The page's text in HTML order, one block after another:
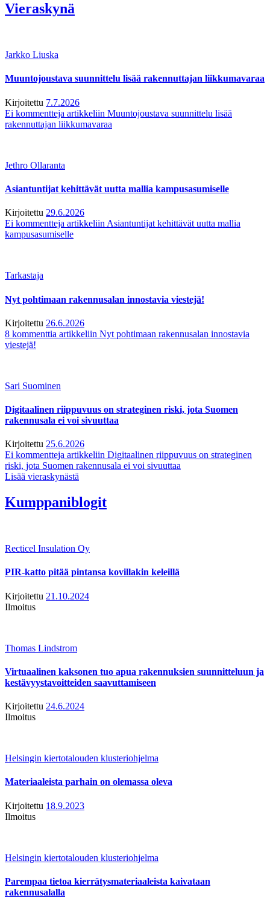
Vieraskynä
Jarkko Liuska
Muuntojoustava suunnittelu lisää rakennuttajan liikkumavaraa
Kirjoitettu 7.7.2026
Ei kommentteja artikkeliin Muuntojoustava suunnittelu lisää
rakennuttajan liikkumavaraa
Jethro Ollaranta
Asiantuntijat kehittävät uutta mallia kampusasumiselle
Kirjoitettu 29.6.2026
Ei kommentteja artikkeliin Asiantuntijat kehittävät uutta mallia
kampusasumiselle
Tarkastaja
Nyt pohtimaan rakennusalan innostavia viestejä!
Kirjoitettu 26.6.2026
8 kommenttia artikkeliin Nyt pohtimaan rakennusalan innostavia
viestejä!
Sari Suominen
Digitaalinen riippuvuus on strateginen riski, jota Suomen
rakennusala ei voi sivuuttaa
Kirjoitettu 25.6.2026
Ei kommentteja artikkeliin Digitaalinen riippuvuus on strateginen
riski, jota Suomen rakennusala ei voi sivuuttaa
Lisää vieraskynästä
Kumppaniblogit
Recticel Insulation Oy
PIR-katto pitää pintansa kovillakin keleillä
Kirjoitettu 21.10.2024
Ilmoitus
Thomas Lindstrom
Virtuaalinen kaksonen tuo apua rakennuksien suunnitteluun ja
kestävyystavoitteiden saavuttamiseen
Kirjoitettu 24.6.2024
Ilmoitus
Helsingin kiertotalouden klusteriohjelma
Materiaaleista parhain on olemassa oleva
Kirjoitettu 18.9.2023
Ilmoitus
Helsingin kiertotalouden klusteriohjelma
Parempaa tietoa kierrätysmateriaaleista kaivataan
rakennusalalla